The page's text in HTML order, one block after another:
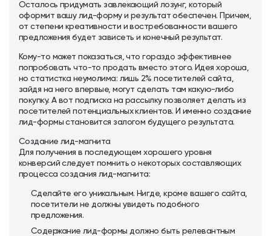
Осталось придумать завлекающий лозунг, который
оформит вашу лид-форму и результат обеспечен. Причем,
от степени креативности и востребованности вашего
предложения будет зависеть и конечный результат.
Кому-то может показаться, что гораздо эффективнее
попробовать что-то продать вместо этого. Идея хороша,
но статистка неумолима: лишь 2% посетителей сайта,
зайдя на него впервые, могут сделать там какую-либо
покупку. А вот подписка на рассылку позволяет делать из
посетителей потенциальных клиентов. И именно создание
лид-формы становится залогом будущего результата.
Создание лид-магнита
Для получения в последующем хорошего уровня
конверсий следует помнить о некоторых составляющих
процесса создания лид-магнита:
Сделайте его уникальным. Нигде, кроме вашего сайта,
посетители не должны увидеть подобного
предложения.
Содержание лид-формы должно быть релевантным